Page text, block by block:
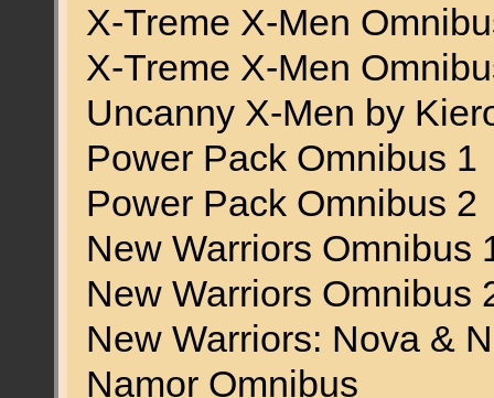
X-Treme X-Men
X-Treme X-Men
Uncanny X-Men by
Power Pack Omnibus 1
Power Pack Omnibus 2
New Warriors Omnibus
New Warriors Omnibus
New Warriors: Nova &
Namor Omnibus